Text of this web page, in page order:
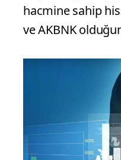
hacmine sahip
ve AKBNK